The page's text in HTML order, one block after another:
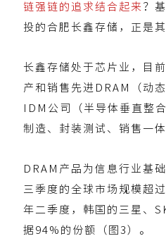
链强链的追求结合起来 ？
投的合肥长鑫存储，正是
长鑫存储处于芯片业，目
产和销售先进DRAM（动
IDM公司（半导体垂直整
制造、封装测试、销售一
DRAM产品为信息行业基
三季度的全球市场规模超
年二季度，韩国的三星、
据94%的份额（图3）。